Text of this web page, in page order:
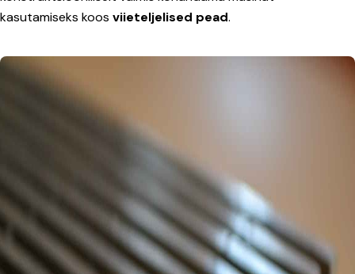
kasutamiseks koos viieteljelised pead.